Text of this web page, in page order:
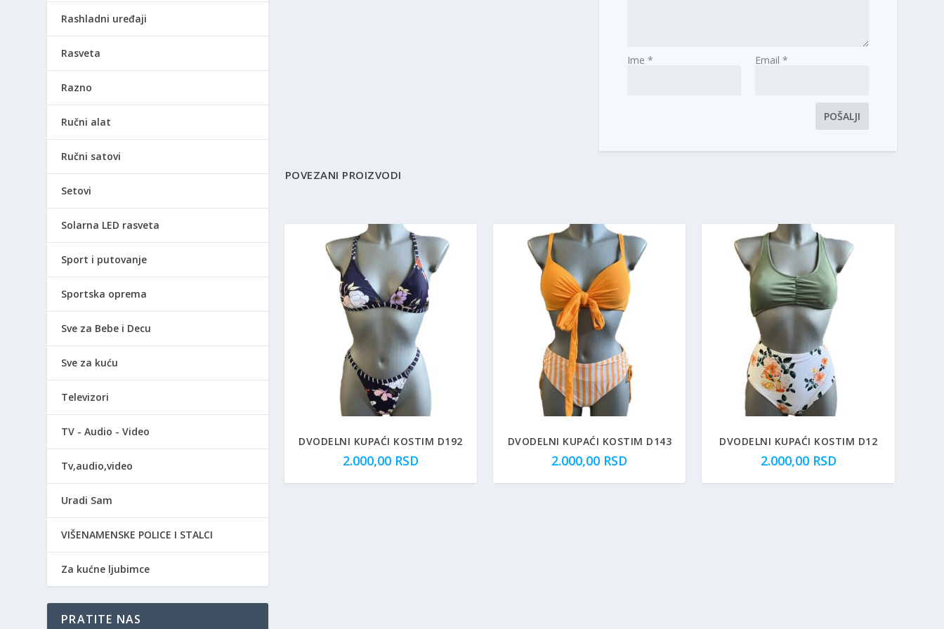
Ime* Email*
POVEZANI PROIZVODI
DVODELNI KUPAĆI KOSTIM D192
2.000,00 RSD
DVODELNI KUPAĆI KOSTIM D143
2.000,00 RSD
DVODELNI KUPAĆI KOSTIM D12
2.000,00 RSD
Rashladni uređaji
Rasveta
Razno
Ručni alat
Ručni satovi
Setovi
Solarna LED rasveta
Sport i putovanje
Sportska oprema
Sve za Bebe i Decu
Sve za kuću
Televizori
TV - Audio - Video
Tv,audio,video
Uradi Sam
VIŠENAMENSKE POLICE I STALCI
Za kućne ljubimce
PRATITE NAS